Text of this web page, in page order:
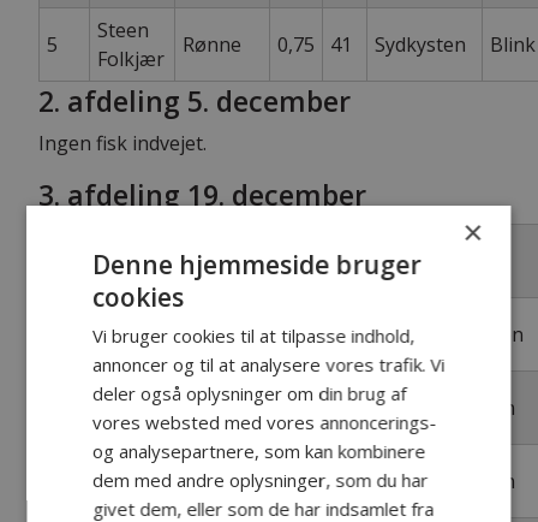
5
Steen
Folkjær
Rønne 0,75 41 Sydkysten Blink
2. afdeling 5. december
Ingen fisk indvejet.
3. afdeling 19. december
Navn By Kg Cm
Peberholm
Åkirkeby 3,08 64 Vestkysten
Jesper
Kristoffersen
Allinge 1,47 52 Sydkysten
Simon
Jensen
Tejn 1,62 53 Sydkysten
×
Denne hjemmeside bruger
cookies
Vi bruger cookies til at tilpasse indhold,
annoncer og til at analysere vores trafik. Vi
deler også oplysninger om din brug af
vores websted med vores annoncerings-
og analysepartnere, som kan kombinere
dem med andre oplysninger, som du har
givet dem, eller som de har indsamlet fra